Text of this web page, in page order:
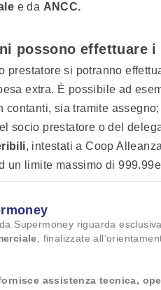
e da ANCC.
possono effettuare i
prestatore si potranno
extra. È possibile ad
contanti, sia tramite
socio prestatore o del
, intestati a Coop
un limite massimo di
Supermoney riguarda
, finalizzate
assistenza tecnica,